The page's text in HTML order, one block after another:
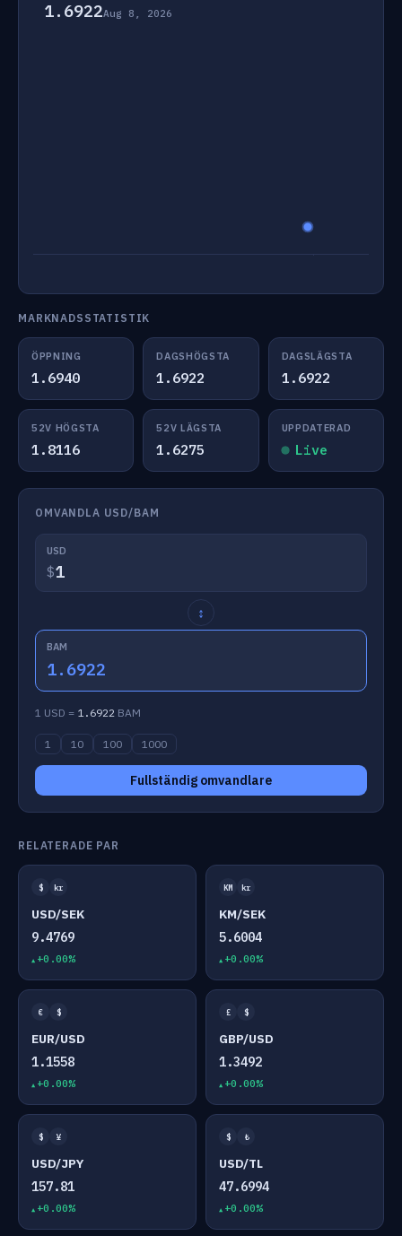
1.6922Aug 8, 2026
MARKNADSSTATISTIK
ÖPPNING
1.6940
DAGSHÖGSTA
1.6922
DAGSLÄGSTA
1.6922
52V HÖGSTA
1.8116
52V LÄGSTA
1.6275
UPPDATERAD
Live
OMVANDLA USD/BAM
USD
$
↕
BAM
1.6922
1 USD = 1.6922 BAM
1 10 100 1000
Fullständig omvandlare
RELATERADE PAR
$ kr
USD/SEK
9.4769
+0.00%
KM kr
KM/SEK
5.6004
+0.00%
€ $
EUR/USD
1.1558
+0.00%
£ $
GBP/USD
1.3492
+0.00%
$ ¥
USD/JPY
157.81
+0.00%
$ ₺
USD/TL
47.6994
+0.00%